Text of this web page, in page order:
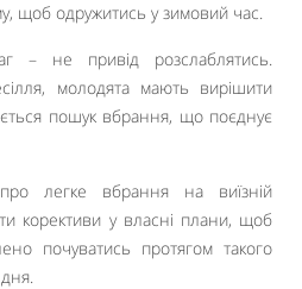
щоб одружитись у зимовий час.
– не привід розслаблятись.
молодята мають вирішити
пошук вбрання, що поєднує
легке вбрання на виїзній
корективи у власні плани, щоб
почуватись протягом такого